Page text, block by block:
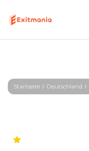
Startseite Deutschland